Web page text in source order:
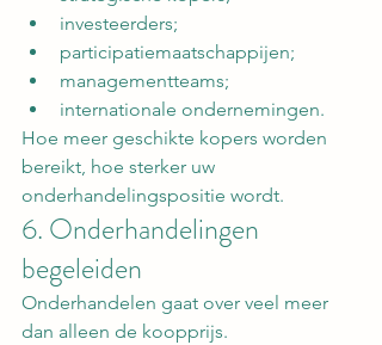
investeerders;
participatiemaatschappijen;
managementteams;
internationale ondernemingen.
Hoe meer geschikte kopers worden
bereikt, hoe sterker uw
onderhandelingspositie wordt.
6. Onderhandelingen
begeleiden
Onderhandelen gaat over veel meer
dan alleen de koopprijs.